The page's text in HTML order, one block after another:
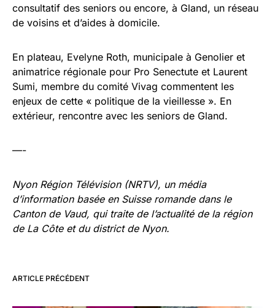
consultatif des seniors ou encore, à Gland, un réseau
de voisins et d’aides à domicile.
En plateau, Evelyne Roth, municipale à Genolier et
animatrice régionale pour Pro Senectute et Laurent
Sumi, membre du comité Vivag commentent les
enjeux de cette « politique de la vieillesse ». En
extérieur, rencontre avec les seniors de Gland.
—-
Nyon Région Télévision (NRTV), un média
d’information basée en Suisse romande dans le
Canton de Vaud, qui traite de l’actualité de la région
de La Côte et du district de Nyon.
ARTICLE PRÉCÉDENT